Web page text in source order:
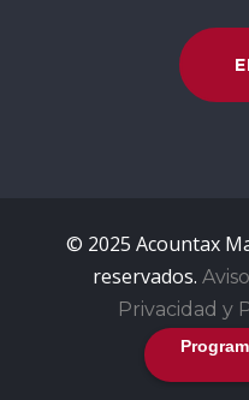
© 2025 Acountax
reservados.
Privacidad y